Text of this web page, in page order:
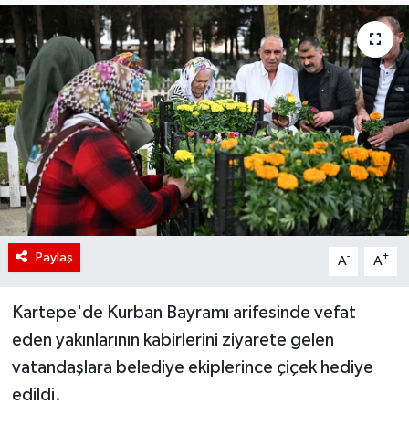
Paylaş A- A+
Kartepe'de Kurban Bayramı arifesinde vefat
eden yakınlarının kabirlerini ziyarete gelen
vatandaşlara belediye ekiplerince çiçek hediye
edildi.